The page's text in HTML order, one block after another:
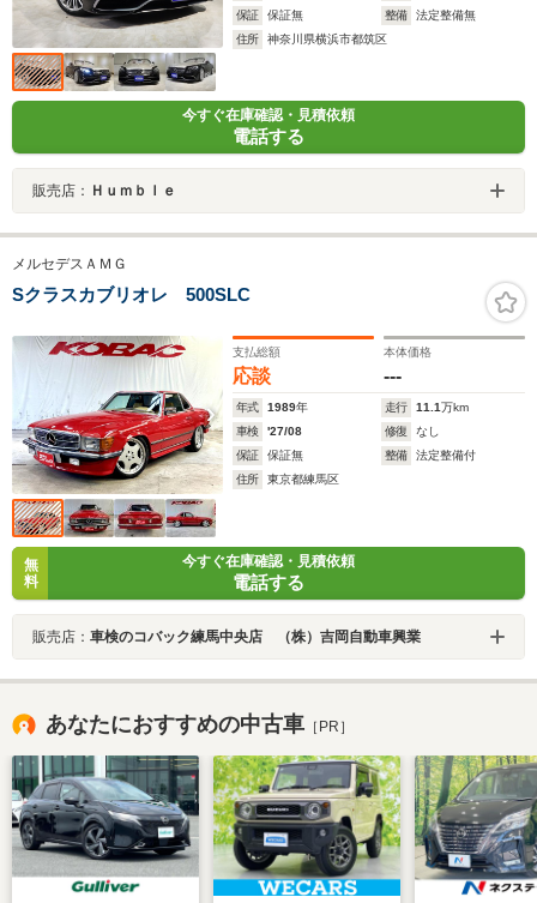
保証
保証無 整備
法定整備無
住所
神奈川県横浜市都筑区
今すぐ在庫確認・見積依頼
電話する
販売店： Ｈｕｍｂｌｅ
メルセデスＡＭＧ
Sクラスカブリオレ 500SLC
支払総額
応談
本体価格
---
年式 1989年 走行 11.1万km
車検
'27/08 修復
なし
保証
保証無 整備
法定整備付
住所
東京都練馬区
無
料
今すぐ在庫確認・見積依頼
電話する
販売店： 車検のコバック練馬中央店 （株）吉岡自動車興業
あなたにおすすめの中古車 ［PR］